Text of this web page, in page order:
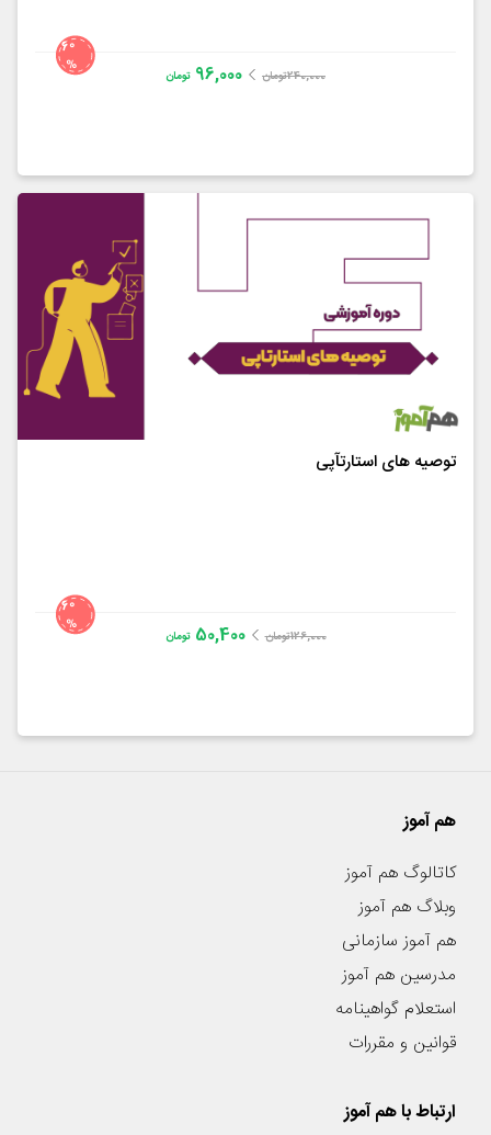
60
%
240,000تومان 96,000 تومان
توصیه های استارتآپی
60
%
126,000تومان 50,400 تومان
هم آموز
کاتالوگ هم آموز
وبلاگ هم آموز
هم آموز سازمانی
مدرسین هم آموز
استعلام گواهینامه
قوانین و مقررات
ارتباط با هم آموز